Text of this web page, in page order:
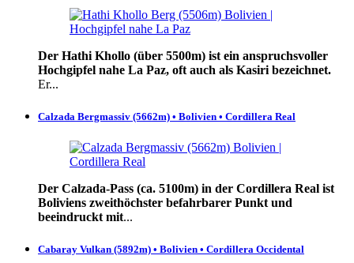
Der Hathi Khollo (über 5500m) ist ein anspruchsvoller
Hochgipfel nahe La Paz, oft auch als Kasiri bezeichnet.
Er...
Calzada Bergmassiv (5662m) • Bolivien • Cordillera Real
Der Calzada-Pass (ca. 5100m) in der Cordillera Real ist
Boliviens zweithöchster befahrbarer Punkt und
beeindruckt mit...
Cabaray Vulkan (5892m) • Bolivien • Cordillera Occidental